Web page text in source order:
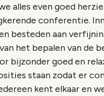
alles even goed
conferentie.
besteden aan
het bepalen van de
bijzonder goed en
staan zodat er
kent elkaar en